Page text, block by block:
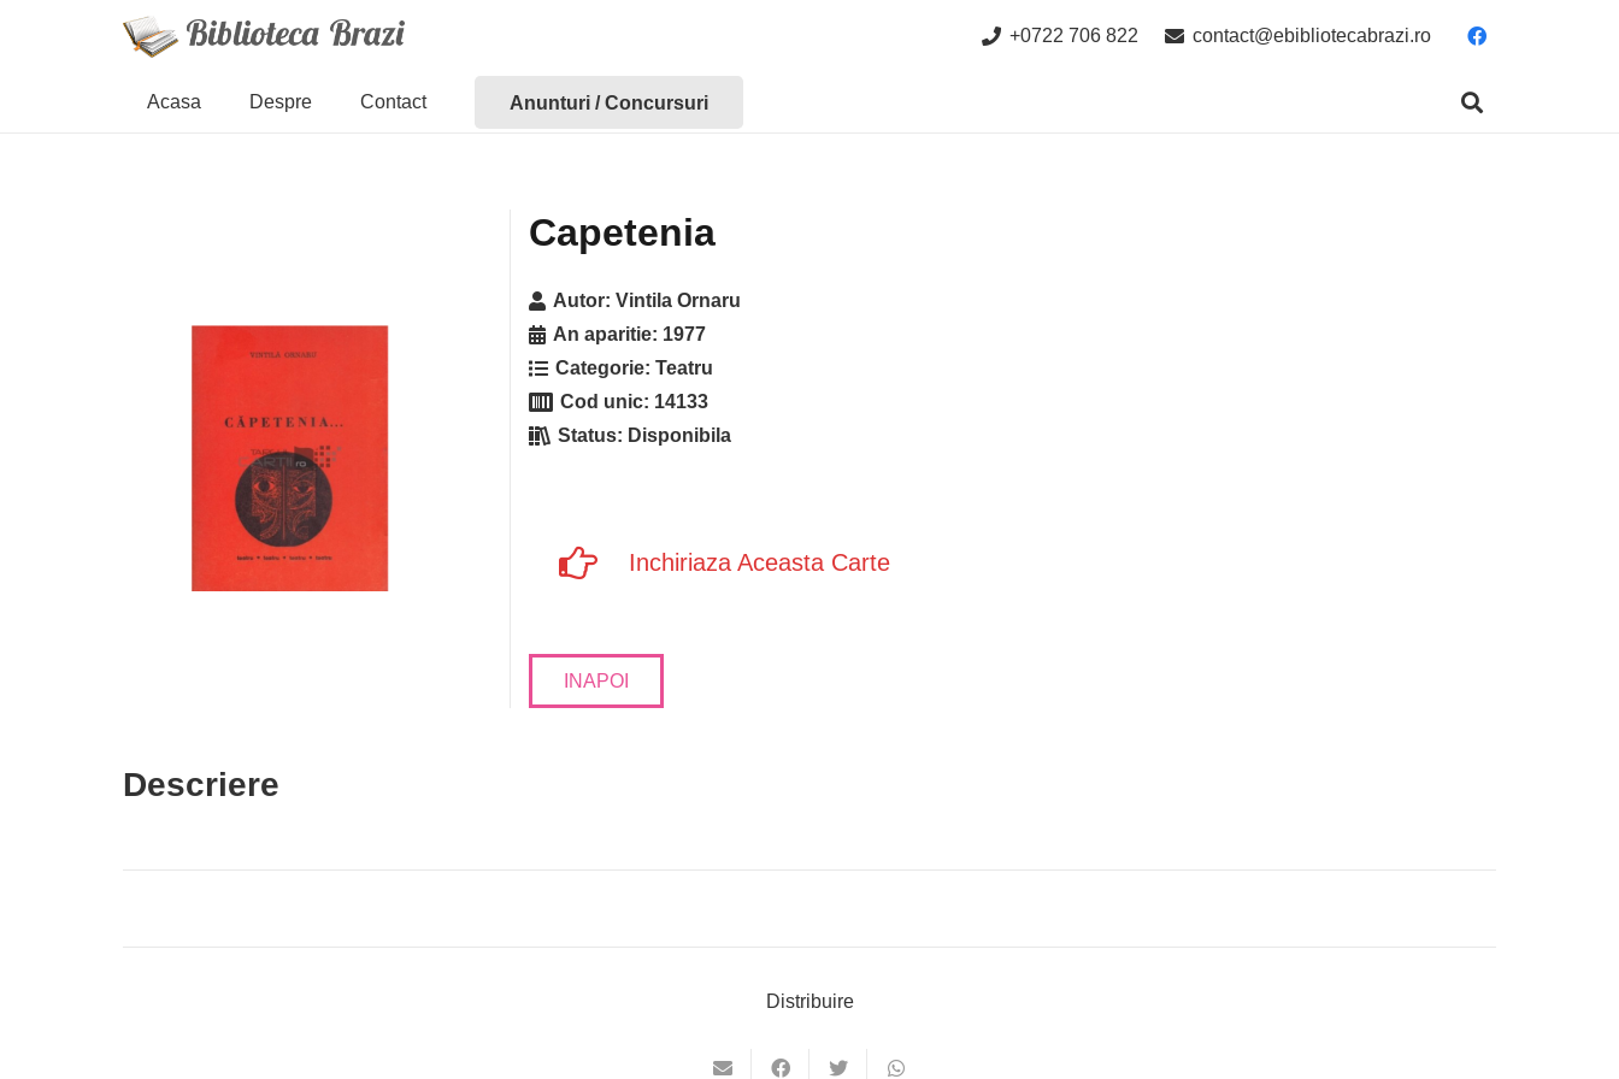
+0722 706 822 contact@ebibliotecabrazi.ro
Acasa Despre Contact Anunturi / Concursuri
Capetenia
Autor:Vintila Ornaru
An aparitie: 1977
Categorie:Teatru
Cod unic: 14133
Status: Disponibila
Inchiriaza Aceasta Carte
INAPOI
Descriere
Distribuire